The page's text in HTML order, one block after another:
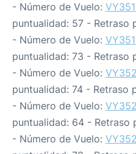
- Número de Vuelo:
puntualidad: 57 - Retraso
- Número de Vuelo:
puntualidad: 73 - Retraso
- Número de Vuelo:
puntualidad: 74 - Retraso
- Número de Vuelo:
puntualidad: 64 - Retraso
- Número de Vuelo: